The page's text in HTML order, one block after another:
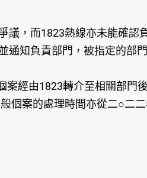
，而1823熱線亦未能確認
通知負責部門，被指定的部
經由1823轉介至相關部門
個案的處理時間亦從二○